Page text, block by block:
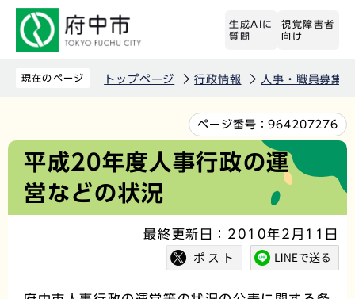
先
生成AIに
質問
視覚障害者
向け
現在のページ トップページ 行政情報 人事・職員募集
文
か
ページ番号：964207276
平成20年度人事行政の運
営などの状況
最終更新日：2010年2月11日